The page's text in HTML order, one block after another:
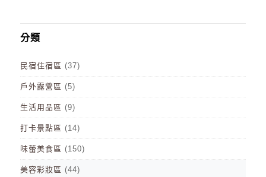
分類
民宿住宿區 (37)
戶外露營區 (5)
生活用品區 (9)
打卡景點區 (14)
味蕾美食區 (150)
美容彩妝區 (44)